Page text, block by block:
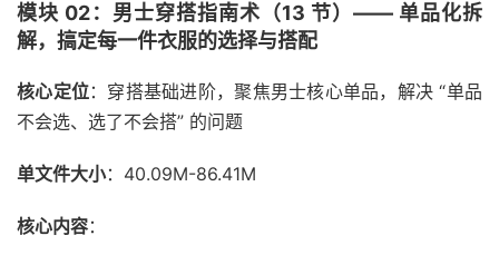
模块 02：男士穿搭指南术（13 节）—— 单品化拆
解，搞定每一件衣服的选择与搭配
核心定位：穿搭基础进阶，聚焦男士核心单品，解决 “单品
不会选、选了不会搭” 的问题
单文件大小：40.09M-86.41M
核心内容：